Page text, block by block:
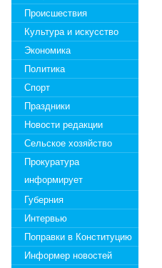
Происшествия
Культура и искусство
Экономика
Политика
Спорт
Праздники
Новости редакции
Сельское хозяйство
Прокуратура
информирует
Губерния
Интервью
Поправки в Конституцию
Информер новостей